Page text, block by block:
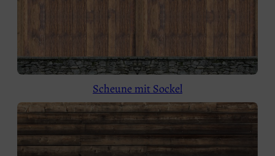
Scheune mit Sockel